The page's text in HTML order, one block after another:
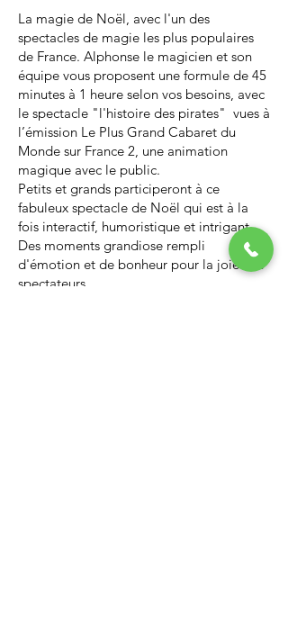
La magie de Noël, avec l'un des
spectacles de magie les plus populaires
de France. Alphonse le magicien et son
équipe vous proposent une formule de 45
minutes à 1 heure selon vos besoins, avec
le spectacle "l'histoire des pirates" vues à
l’émission Le Plus Grand Cabaret du
Monde sur France 2, une animation
magique avec le public.
Petits et grands participeront à ce
fabuleux spectacle de Noël qui est à la
fois interactif, humoristique et intrigant.
Des moments grandiose rempli
d'émotion et de bonheur pour la joie des
spectateurs.